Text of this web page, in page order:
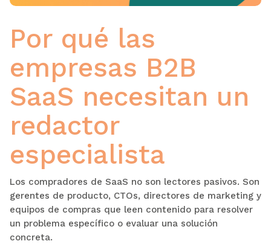
Por qué las
empresas B2B
SaaS necesitan un
redactor
especialista
Los compradores de SaaS no son lectores pasivos. Son
gerentes de producto, CTOs, directores de marketing y
equipos de compras que leen contenido para resolver
un problema específico o evaluar una solución
concreta.